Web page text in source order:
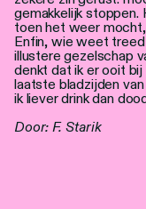
gemakkelijk
toen het weer
Enfin, wie weet
illustere gezelschap
denkt dat ik er ooit bij
laatste bladzijden van
ik liever drink dan
Door: F. Starik